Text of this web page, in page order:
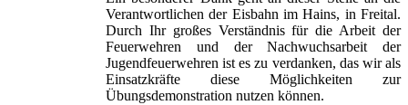
Verantwortlichen der Eisbahn im Hains, in Freital.
Durch Ihr großes Verständnis für die Arbeit der
Feuerwehren und der Nachwuchsarbeit der
Jugendfeuerwehren ist es zu verdanken, das wir als
Einsatzkräfte diese Möglichkeiten zur
Übungsdemonstration nutzen können.